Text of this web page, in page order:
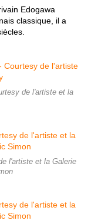
Edogawa
classique, il a
de l'artiste et la
l'artiste et la Galerie